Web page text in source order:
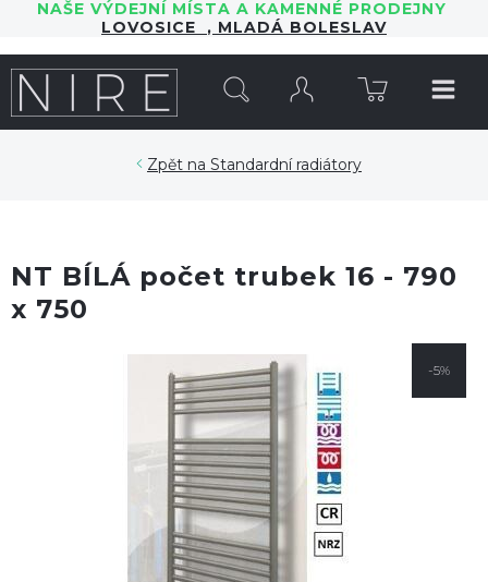
NAŠE VÝDEJNÍ MÍSTA A KAMENNÉ PRODEJNY
LOVOSICE , MLADÁ BOLESLAV
Standardní radiátory
NT BÍLÁ počet trubek 16 - 790
x 750
-5%